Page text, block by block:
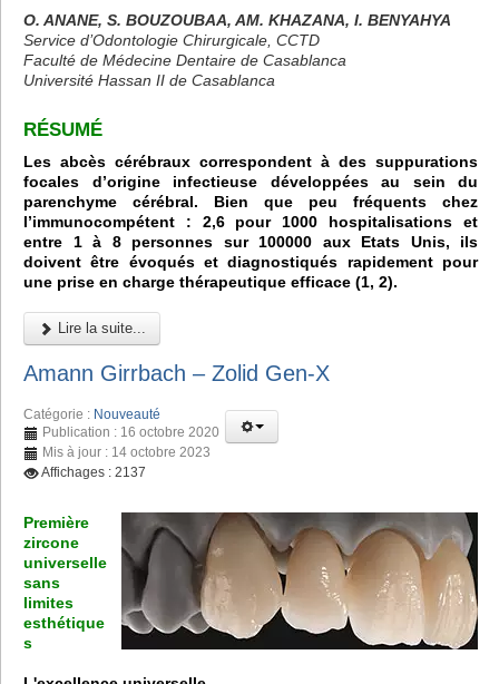
O. ANANE, S. BOUZOUBAA, AM. KHAZANA, I. BENYAHYA
Service d’Odontologie Chirurgicale, CCTD
Faculté de Médecine Dentaire de Casablanca
Université Hassan II de Casablanca
RÉSUMÉ
Les abcès cérébraux correspondent à des suppurations
focales d’origine infectieuse développées au sein du
parenchyme cérébral. Bien que peu fréquents chez
l’immunocompétent : 2,6 pour 1000 hospitalisations et
entre 1 à 8 personnes sur 100000 aux Etats Unis, ils
doivent être évoqués et diagnostiqués rapidement pour
une prise en charge thérapeutique efficace (1, 2).
Lire la suite...
Amann Girrbach – Zolid Gen-X
Catégorie : Nouveauté
Publication : 16 octobre 2020
Mis à jour : 14 octobre 2023
Affichages : 2137
Première
zircone
universelle
sans
limites
esthétique
s